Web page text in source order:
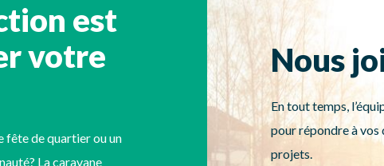
est
votre
fête de quartier ou un
La caravane
Nous
En tout temps,
pour répondre à vos
projets.